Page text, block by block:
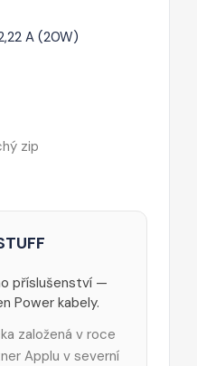
A (20W)
zip
příslušenství —
Power kabely.
založená v roce
Applu v severní